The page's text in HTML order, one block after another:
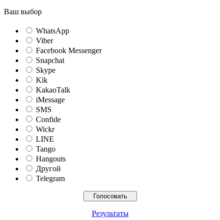
Ваш выбор
WhatsApp
Viber
Facebook Messenger
Snapchat
Skype
Kik
KakaoTalk
iMessage
SMS
Confide
Wickr
LINE
Tango
Hangouts
Другой
Telegram
Результаты